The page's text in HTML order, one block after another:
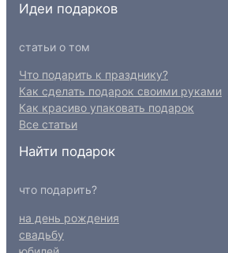
Идеи подарков
статьи о том
Что подарить к празднику?
Как сделать подарок своими руками
Как красиво упаковать подарок
Все статьи
Найти подарок
что подарить?
на день рождения
свадьбу